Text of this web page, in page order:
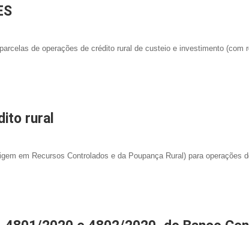
de operações de crédito rural de custeio e investimento (com
rural
em Recursos Controlados e da Poupança Rural) para operações